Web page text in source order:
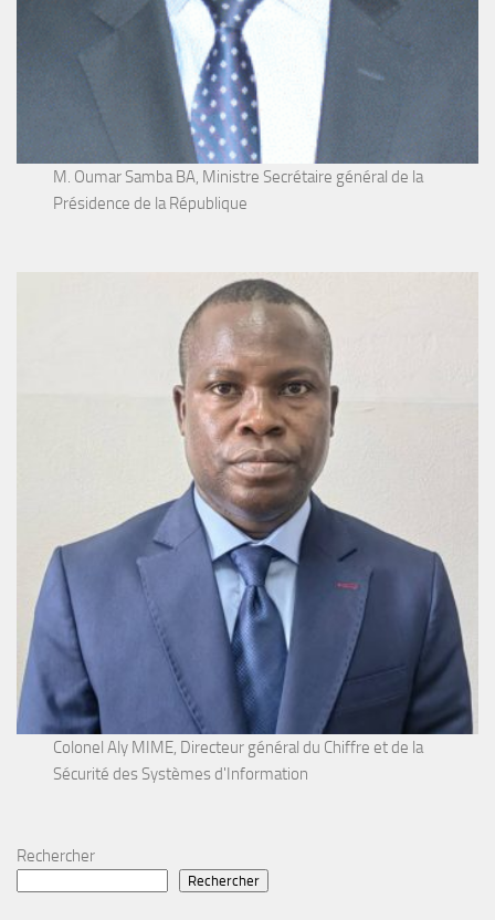
M. Oumar Samba BA, Ministre Secrétaire général de la
Présidence de la République
Colonel Aly MIME, Directeur général du Chiffre et de la
Sécurité des Systèmes d'Information
Rechercher
Rechercher